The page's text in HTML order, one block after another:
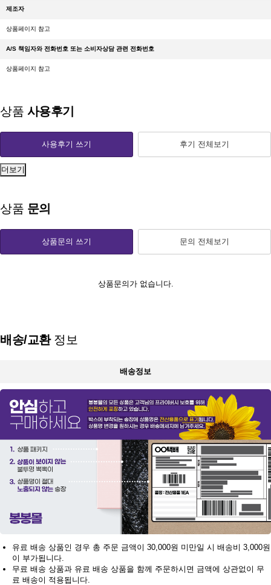
제조자
상품페이지 참고
A/S 책임자와 전화번호 또는 소비자상담 관련 전화번호
상품페이지 참고
상품 사용후기
사용후기 쓰기 후기 전체보기
더보기
상품 문의
상품문의 쓰기 문의 전체보기
상품문의가 없습니다.
배송/교환정보
배송정보
유료 배송 상품인 경우 총 주문 금액이 30,000원 미만일 시 배송비 3,000원
이 부가됩니다.
무료 배송 상품과 유료 배송 상품을 함께 주문하시면 금액에 상관없이 무
료 배송이 적용됩니다.